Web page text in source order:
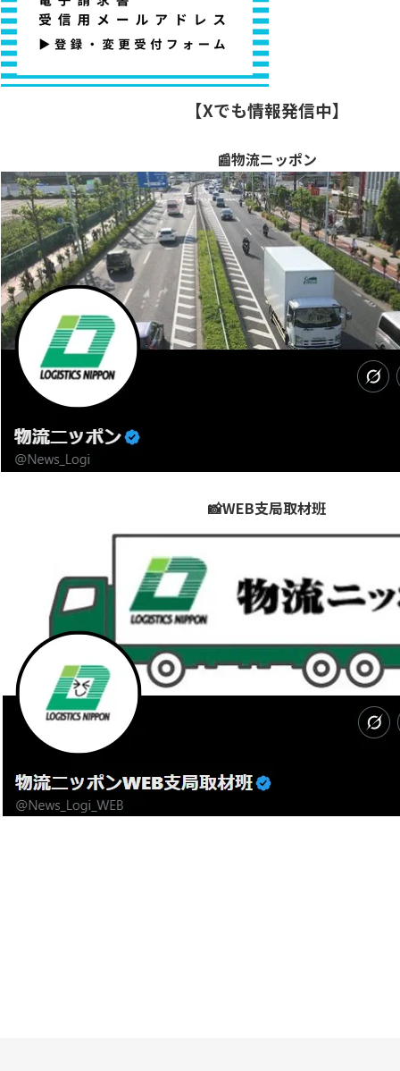
【Xでも情報発信中】
📰物流ニッポン
📸WEB支局取材班